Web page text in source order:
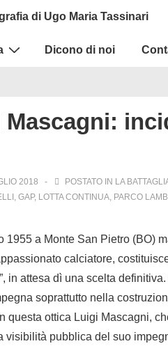
di Ugo Maria Tassinari
Dicono di noi
Mascagni:
2018 POSTATO IN LA
, GAP, LOTTA CONTINUA, PARCO
1955 a Monte San Pietro (BO)
calciatore,
in attesa dì una scelta definitiva.
soprattutto nella
questa ottica Luigi Mascagni,
visibilità pubblica del suo